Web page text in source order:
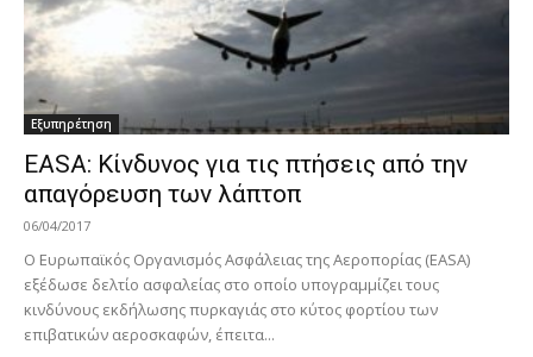
Εξυπηρέτηση
EASA: Κίνδυνος για τις πτήσεις από την
απαγόρευση των λάπτοπ
06/04/2017
Ο Ευρωπαϊκός Οργανισμός Ασφάλειας της Αεροπορίας (EASA)
εξέδωσε δελτίο ασφαλείας στο οποίο υπογραμμίζει τους
κινδύνους εκδήλωσης πυρκαγιάς στο κύτος φορτίου των
επιβατικών αεροσκαφών, έπειτα...